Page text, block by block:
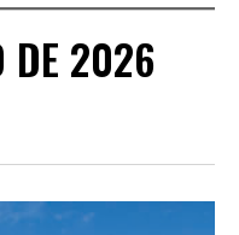
DE 2026